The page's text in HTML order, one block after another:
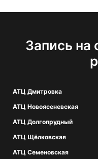
Запись на
АТЦ Дмитровка
АТЦ Новоясеневская
АТЦ Долгопрудный
АТЦ Щёлковская
АТЦ Семеновская